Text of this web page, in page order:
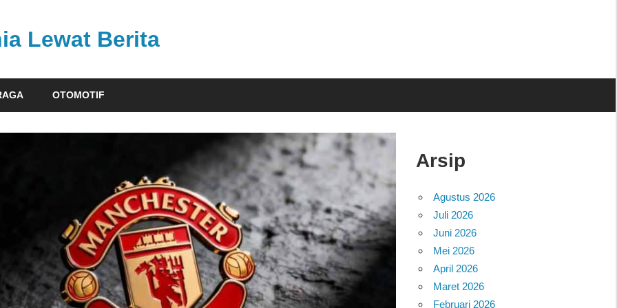
Lewat Berita
OTOMOTIF
Arsip
Agustus 2026
Juli 2026
Juni 2026
Mei 2026
April 2026
Maret 2026
Februari 2026